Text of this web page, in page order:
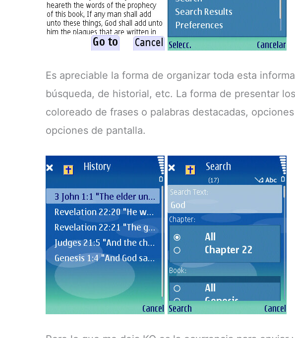
Es apreciable la forma de organizar toda esta
búsqueda, de historial, etc. La forma de presentar
coloreado de frases o palabras destacadas,
opciones de pantalla.